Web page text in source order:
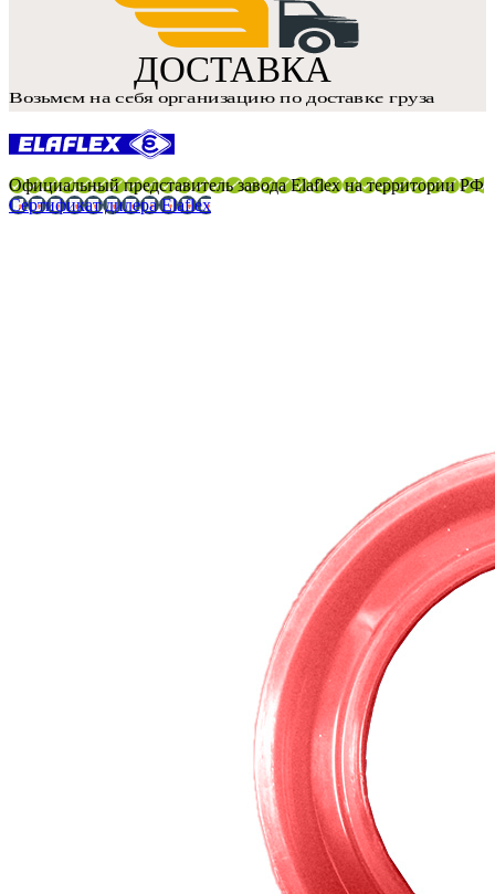
Официальный представитель завода Elaflex на территории РФ
Сертификат дилера Elaflex